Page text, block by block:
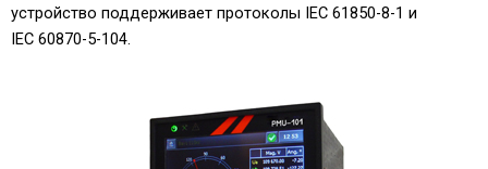
устройство поддерживает протоколы IEC 61850-8-1 и
IEC 60870-5-104.